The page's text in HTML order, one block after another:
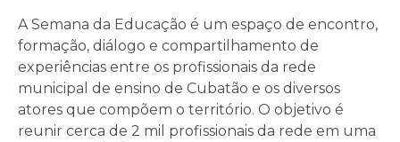
A Semana da Educação é um espaço de encontro,
formação, diálogo e compartilhamento de
experiências entre os profissionais da rede
municipal de ensino de Cubatão e os diversos
atores que compõem o território. O objetivo é
reunir cerca de 2 mil profissionais da rede em uma